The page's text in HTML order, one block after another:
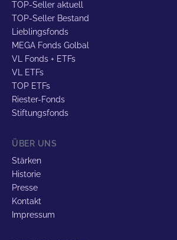
TOP-Seller aktuell
TOP-Seller Bestand
Lieblingsfonds
MEGA Fonds Golbal
VL Fonds + ETFs
VL ETFs
TOP ETFs
Riester-Fonds
Stiftungsfonds
ÜBER UNS
Stärken
Historie
Presse
Kontakt
Impressum